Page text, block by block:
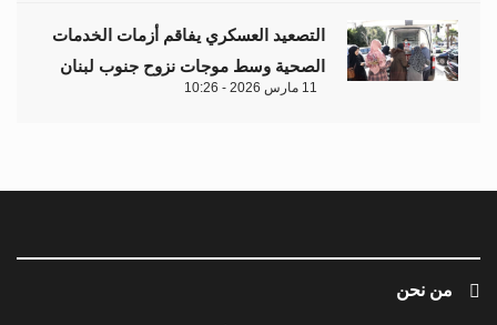
التصعيد العسكري يفاقم أزمات الخدمات
الصحية وسط موجات نزوح جنوب لبنان
11 مارس 2026 - 10:26
من نحن